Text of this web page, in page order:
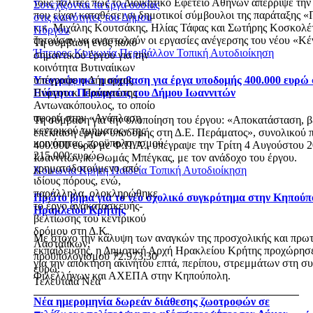
που είχαν καταθέσει οι δημοτικοί σύμβουλοι της παράταξης
κ.κ. Μιχάλης Κουτσάκης, Ηλίας Τάφας και Σωτήρης
ζητούσαν να ανασταλούν οι εργασίες ανέγερσης του νέου
ΉπειροςΚοινωνίαΠεριβάλλον Τοπική Αυτοδιοίκηση
Υπογράφηκε η σύμβαση για έργα υποδομής 400.000 ευρώ
Ενότητα Περάματος του Δήμου Ιωαννιτών
Τη σύμβαση για την υλοποίηση του έργου: «Αποκατάσταση,
επέκταση έργων υποδομής στη Δ.Ε. Περάματος», συνολικού
400.000 ευρώ με Φ.Π.Α., υπέγραψε την Τρίτη 4 Αυγούστου
Ιωαννιτών, κ. Θωμάς Μπέγκας, με τον ανάδοχο του έργου.
ΚοινωνίαΚρήτηΠαιδεία Τοπική Αυτοδιοίκηση
Πρώτο βήμα για το νέο σχολικό συγκρότημα στην
Ηρακλείου Κρήτης
Με στόχο την κάλυψη των αναγκών της προσχολικής και
εκπαίδευσης, η Δημοτική Αρχή Ηρακλείου Κρήτης
για την απόκτηση ακινήτου επτά, περίπου, στρεμμάτων στη
Φιλελλήνων και ΑΧΕΠΑ στην Κηπούπολη.
Συνεχίζονται τα έργα ουσίας
στις κοινότητες του Δήμου
Πύργου
Τη σύμβαση ενός πολύ
σημαντικού έργου για την
κοινότητα Βυτιναίικων
υπέγραψε ο Δήμαρχος
Πύργου κ. Παναγιώτης
Αντωνακόπουλος, το οποίο
αφορά στην «Ανάπλαση
κεντρικού τμήματος» της
κοινότητας, προϋπολογισμού
215.000 ευρώ,
χρηματοδοτούμενο από
ιδίους πόρους, ενώ,
παράλληλα, ολοκληρώθηκε
το έργο ανακατασκευής-
βελτίωσης του κεντρικού
δρόμου στη Δ.Κ.
Λασταίικων,
προϋπολογισμού 72.973,30
ευρώ.
Τελευταία Νέα
Νέα ημερομηνία δωρεάν διάθεσης ζωοτροφών σε